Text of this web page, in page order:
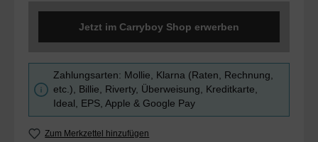
Jetzt im Carryboy Shop erwerben
Zahlungsarten: Mollie, Klarna (Raten, Rechnung,
etc.), Billie, Riverty, Überweisung, Kreditkarte,
Ideal, EPS, Apple & Google Pay
Zum Merkzettel hinzufügen